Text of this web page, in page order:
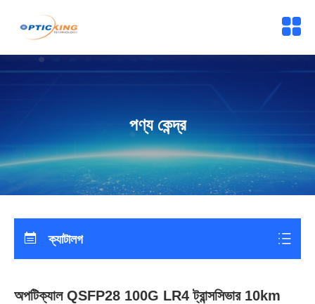
পণ্য কেন্দ্র
ক্যাটালগ
অপটিক্যাল QSFP28 100G LR4 ট্রান্সসিভার 10km